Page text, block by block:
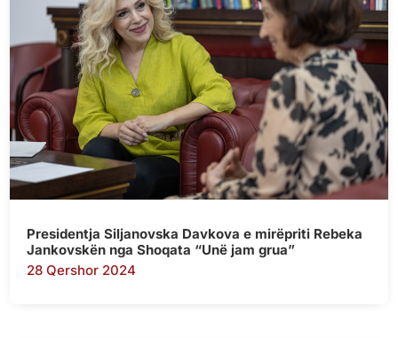
Presidentja Siljanovska Davkova e mirëpriti Rebeka
Jankovskën nga Shoqata “Unë jam grua”
28 Qershor 2024